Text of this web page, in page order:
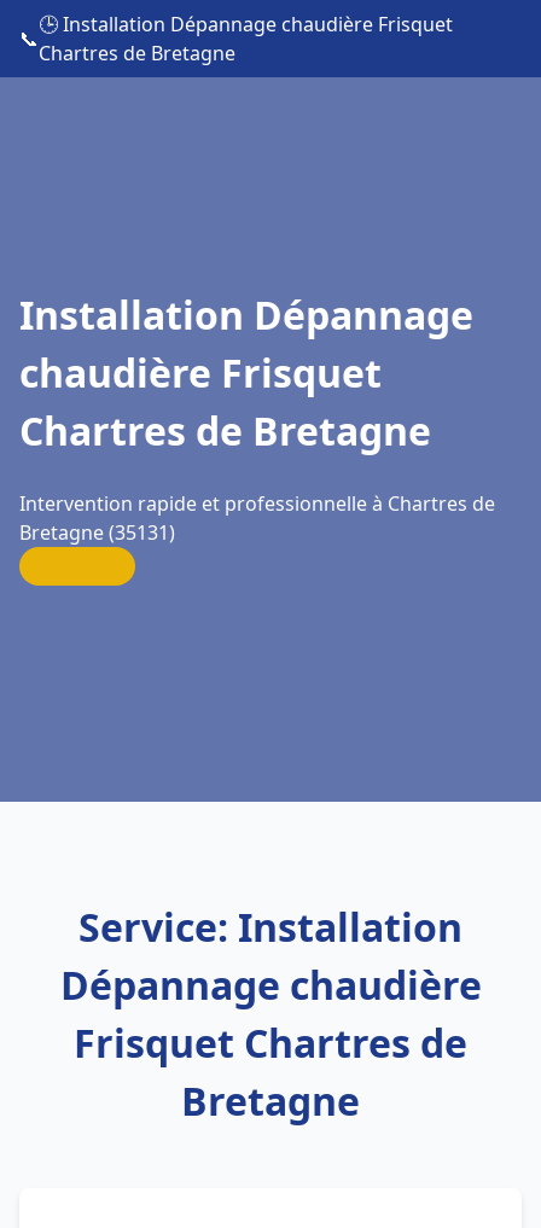
📞
🕒 Installation Dépannage chaudière Frisquet
Chartres de Bretagne
Installation Dépannage
chaudière Frisquet
Chartres de Bretagne
Intervention rapide et professionnelle à Chartres de
Bretagne (35131)
Service: Installation
Dépannage chaudière
Frisquet Chartres de
Bretagne